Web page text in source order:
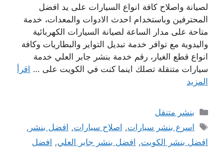
لصيانة واصلاح كافة انواع السيارات على يد افضل
المحترفين وباستخدام احدث الادوات والمعدات، خدمة
متاحة على مدار الساعة لصيانة السيارات الكهربائية
واليدوية مع توافر خدمة تبديل التواير والبطاريات وكافة
انواع قطع الغيار، رقم خدمة بنشر جابر العلي خدمة
سيارات متنقلة تصلك اينما كنت في الكويت على … اقرأ
المزيد
التصنيفات
بنشر متنقل
الوسوم
اسرع بنشر سيارات, اصلاح سيارات, افضل بنشر ,
افضل بنشر الكويت, افضل بنشر جابر العلي, افضل